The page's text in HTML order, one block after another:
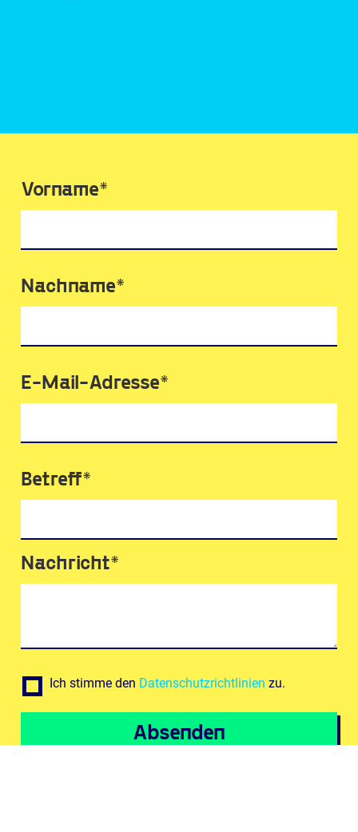
Vorname*
Nachname*
E-Mail-Adresse*
Betreff*
Nachricht*
Ich stimme den Datenschutzrichtlinien zu.